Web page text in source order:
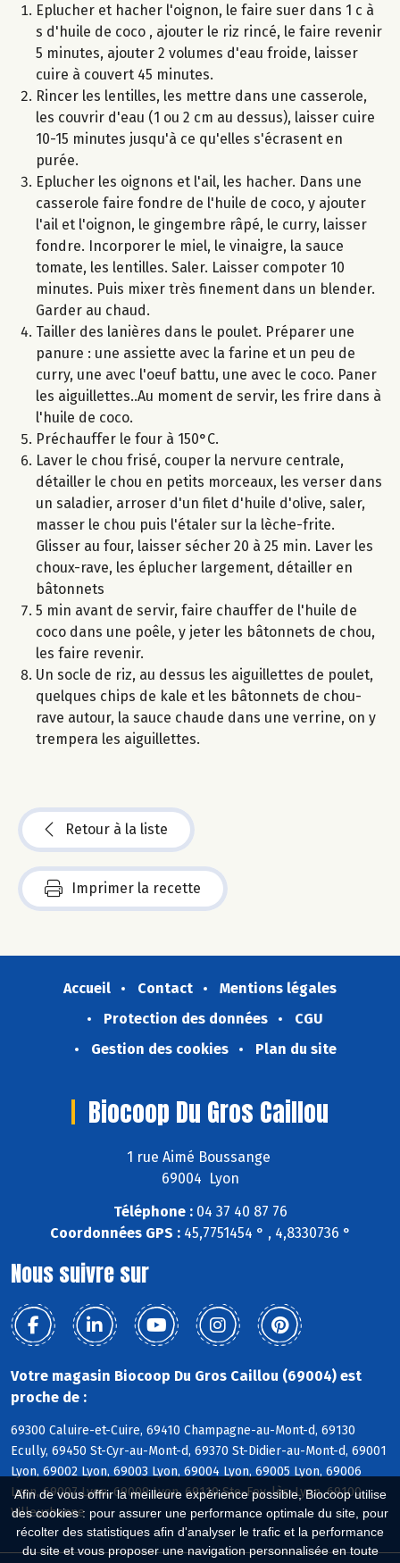
Afin de vous offrir la meilleure expérience possible, Biocoop utilise
des cookies : pour assurer une performance optimale du site, pour
récolter des statistiques afin d'analyser le trafic et la performance
du site et vous proposer une navigation personnalisée en toute
Eplucher et hacher l'oignon, le faire suer dans 1 c à
s d'huile de coco , ajouter le riz rincé, le faire revenir
5 minutes, ajouter 2 volumes d'eau froide, laisser
cuire à couvert 45 minutes.
Rincer les lentilles, les mettre dans une casserole,
les couvrir d'eau (1 ou 2 cm au dessus), laisser cuire
10-15 minutes jusqu'à ce qu'elles s'écrasent en
purée.
Eplucher les oignons et l'ail, les hacher. Dans une
casserole faire fondre de l'huile de coco, y ajouter
l'ail et l'oignon, le gingembre râpé, le curry, laisser
fondre. Incorporer le miel, le vinaigre, la sauce
tomate, les lentilles. Saler. Laisser compoter 10
minutes. Puis mixer très finement dans un blender.
Garder au chaud.
Tailler des lanières dans le poulet. Préparer une
panure : une assiette avec la farine et un peu de
curry, une avec l'oeuf battu, une avec le coco. Paner
les aiguillettes..Au moment de servir, les frire dans à
l'huile de coco.
Préchauffer le four à 150°C.
Laver le chou frisé, couper la nervure centrale,
détailler le chou en petits morceaux, les verser dans
un saladier, arroser d'un filet d'huile d'olive, saler,
masser le chou puis l'étaler sur la lèche-frite.
Glisser au four, laisser sécher 20 à 25 min. Laver les
choux-rave, les éplucher largement, détailler en
bâtonnets
5 min avant de servir, faire chauffer de l'huile de
coco dans une poêle, y jeter les bâtonnets de chou,
les faire revenir.
Un socle de riz, au dessus les aiguillettes de poulet,
quelques chips de kale et les bâtonnets de chou-
rave autour, la sauce chaude dans une verrine, on y
trempera les aiguillettes.
Retour à la liste
Imprimer la recette
Accueil Contact
Mentions légales
Protection des données
CGU
Gestion des cookies
Plan du site
Biocoop Du Gros Caillou
1 rue Aimé Boussange
69004 Lyon
Téléphone :04 37 40 87 76
Coordonnées GPS :45,7751454 ° , 4,8330736 °
Nous suivre sur
Votre magasin Biocoop Du Gros Caillou (69004) est
proche de :
69300 Caluire-et-Cuire, 69410 Champagne-au-Mont-d, 69130
Ecully, 69450 St-Cyr-au-Mont-d, 69370 St-Didier-au-Mont-d, 69001
Lyon, 69002 Lyon, 69003 Lyon, 69004 Lyon, 69005 Lyon, 69006
Lyon, 69007 Lyon, 69009 Lyon, 69110 Ste-Foy-lès-Lyon, 69100
Villeurbanne